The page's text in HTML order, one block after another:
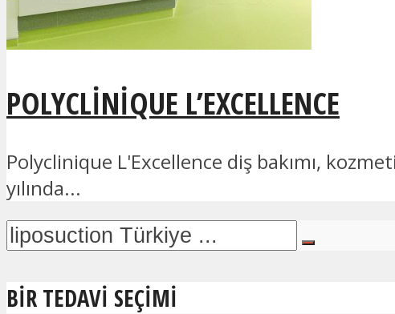
POLYCLINIQUE L’EXCELLENCE
Polyclinique L'Excellence diş bakımı,
yılında...
BIR TEDAVI SEÇIMI